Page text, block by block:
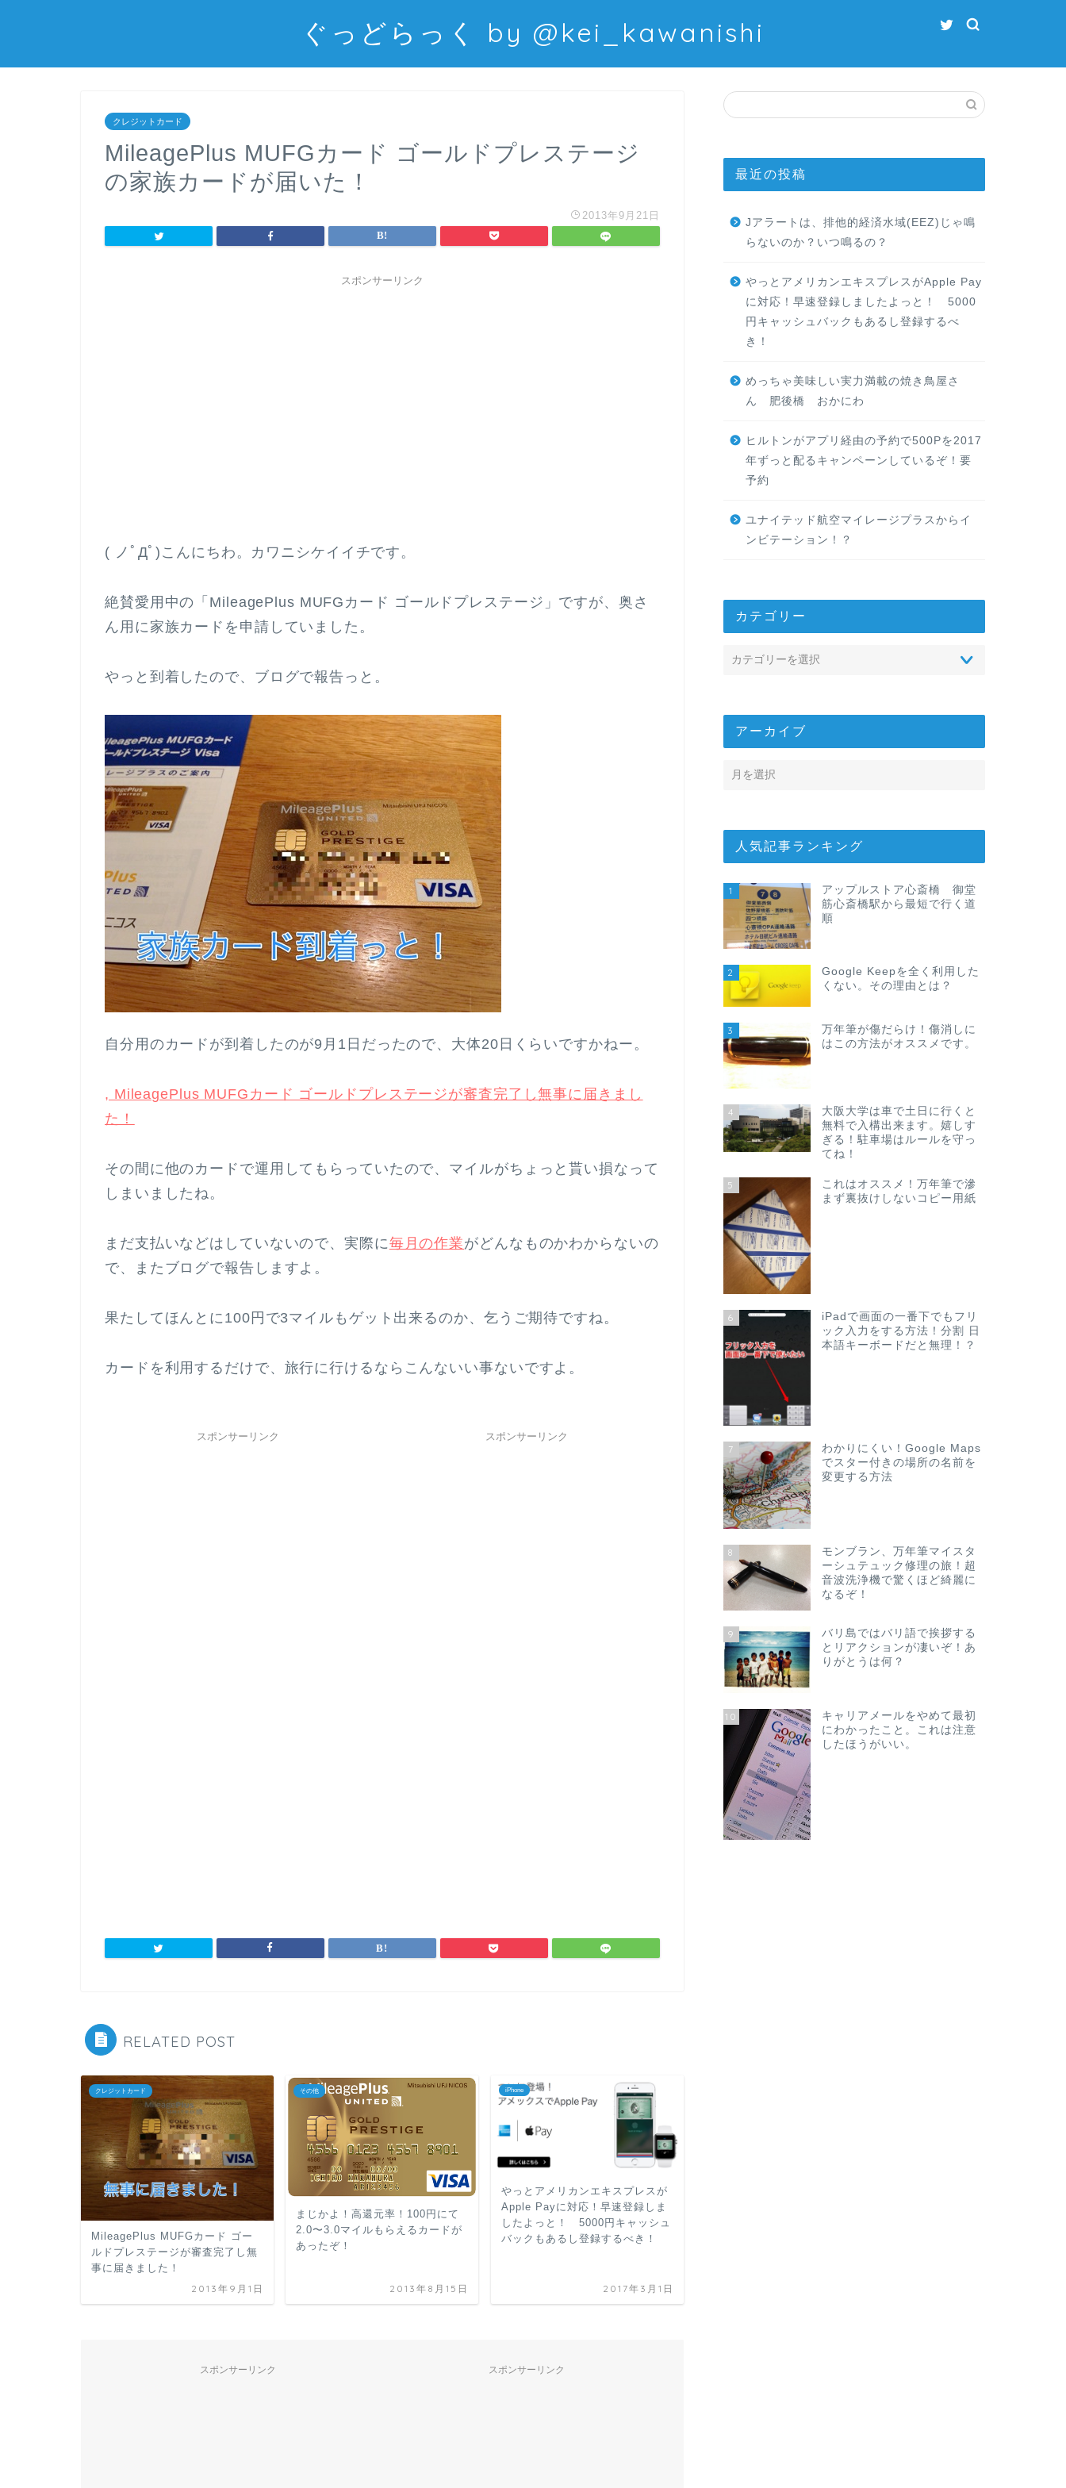
ぐっどらっく by @kei_kawanishi
クレジットカード
MileagePlus MUFGカード ゴールドプレステージ
の家族カードが届いた！
2013年9月21日
スポンサーリンク
( ノﾟДﾟ)こんにちわ。カワニシケイイチです。
絶賛愛用中の「MileagePlus MUFGカード ゴールドプレステージ」ですが、奥さ
ん用に家族カードを申請していました。
やっと到着したので、ブログで報告っと。
自分用のカードが到着したのが9月1日だったので、大体20日くらいですかねー。
, MileagePlus MUFGカード ゴールドプレステージが審査完了し無事に届きまし
た！
その間に他のカードで運用してもらっていたので、マイルがちょっと貰い損なって
しまいましたね。
まだ支払いなどはしていないので、実際に毎月の作業がどんなものかわからないの
で、またブログで報告しますよ。
果たしてほんとに100円で3マイルもゲット出来るのか、乞うご期待ですね。
カードを利用するだけで、旅行に行けるならこんないい事ないですよ。
スポンサーリンク スポンサーリンク
RELATED POST
クレジットカード
MileagePlus MUFGカード ゴー
ルドプレステージが審査完了し無
事に届きました！
2013年9月1日
その他
まじかよ！高還元率！100円にて
2.0〜3.0マイルもらえるカードが
あったぞ！
2013年8月15日
iPhone
やっとアメリカンエキスプレスが
Apple Payに対応！早速登録しま
したよっと！ 5000円キャッシュ
バックもあるし登録するべき！
2017年3月1日
スポンサーリンク スポンサーリンク
最近の投稿
Jアラートは、排他的経済水域(EEZ)じゃ鳴
らないのか？いつ鳴るの？
やっとアメリカンエキスプレスがApple Pay
に対応！早速登録しましたよっと！ 5000
円キャッシュバックもあるし登録するべ
き！
めっちゃ美味しい実力満載の焼き鳥屋さ
ん 肥後橋 おかにわ
ヒルトンがアプリ経由の予約で500Pを2017
年ずっと配るキャンペーンしているぞ！要
予約
ユナイテッド航空マイレージプラスからイ
ンビテーション！？
カテゴリー
アーカイブ
人気記事ランキング
1
アップルストア心斎橋 御堂
筋心斎橋駅から最短で行く道
順
2
Google Keepを全く利用した
くない。その理由とは？
3
万年筆が傷だらけ！傷消しに
はこの方法がオススメです。
4
大阪大学は車で土日に行くと
無料で入構出来ます。嬉しす
ぎる！駐車場はルールを守っ
てね！
5
これはオススメ！万年筆で滲
まず裏抜けしないコピー用紙
6
iPadで画面の一番下でもフリ
ック入力をする方法！分割 日
本語キーボードだと無理！？
7
わかりにくい！Google Maps
でスター付きの場所の名前を
変更する方法
8
モンブラン、万年筆マイスタ
ーシュテュック修理の旅！超
音波洗浄機で驚くほど綺麗に
なるぞ！
9
バリ島ではバリ語で挨拶する
とリアクションが凄いぞ！あ
りがとうは何？
10
キャリアメールをやめて最初
にわかったこと。これは注意
したほうがいい。